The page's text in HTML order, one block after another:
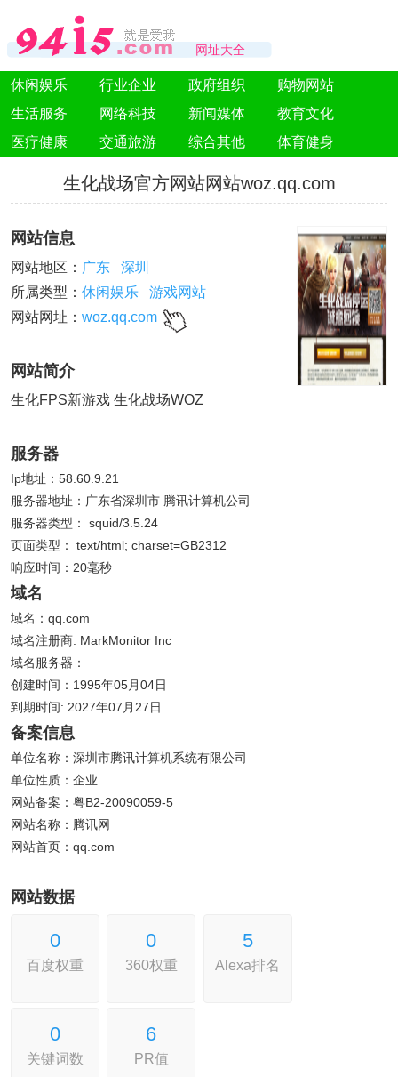
网址大全
休闲娱乐 行业企业 政府组织
购物网站
生活服务
网络科技 新闻媒体
教育文化
医疗健康
交通旅游 综合其他 体育健身
生化战场官方网站网站woz.qq.com
网站信息
网站地区： 广东
深圳
所属类型： 休闲娱乐
游戏网站
网站网址： woz.qq.com
网站简介
生化FPS新游戏 生化战场WOZ
服务器
Ip地址：58.60.9.21
服务器地址：广东省深圳市 腾讯计算机公司
服务器类型： squid/3.5.24
页面类型： text/html; charset=GB2312
响应时间：20毫秒
域名
域名：qq.com
域名注册商: MarkMonitor Inc
域名服务器：
创建时间：1995年05月04日
到期时间: 2027年07月27日
备案信息
单位名称：深圳市腾讯计算机系统有限公司
单位性质：企业
网站备案：粤B2-20090059-5
网站名称：腾讯网
网站首页：qq.com
网站数据
0
百度权重
0
360权重
5
Alexa排名
0
关键词数
6
PR值